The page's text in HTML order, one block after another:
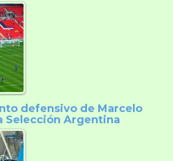
defensivo de Marcelo
Selección Argentina